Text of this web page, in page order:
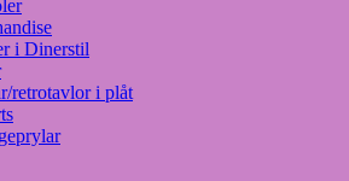
i Dinerstil
retrotavlor i plåt